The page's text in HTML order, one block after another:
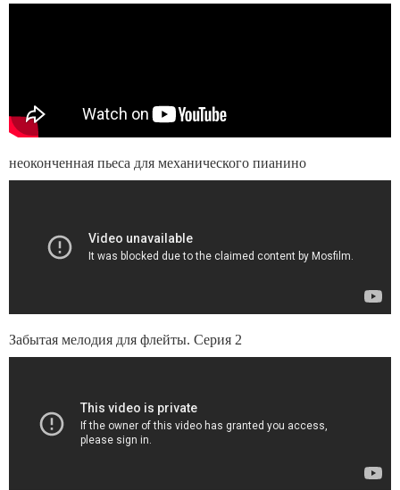
неоконченная пьеса для механического пианино
Забытая мелодия для флейты. Серия 2